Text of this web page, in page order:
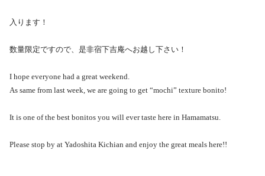
入ります！
数量限定ですので、是非宿下吉庵へお越し下さい！
I hope everyone had a great weekend.
As same from last week, we are going to get “mochi” texture bonito!
It is one of the best bonitos you will ever taste here in Hamamatsu.
Please stop by at Yadoshita Kichian and enjoy the great meals here!!